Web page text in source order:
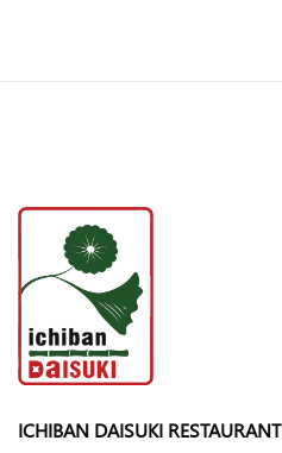
ICHIBAN DAISUKI RESTAURANT